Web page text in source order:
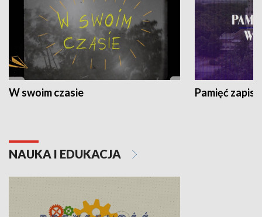
W swoim czasie Pamięć
NAUKA I EDUKACJA